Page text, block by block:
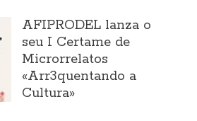
AFIPRODEL lanza o
seu I Certame de
Microrrelatos
«Arr3quentando a
Cultura»